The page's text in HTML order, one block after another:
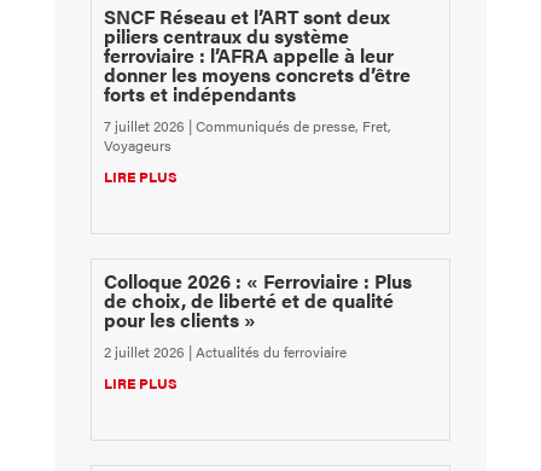
SNCF Réseau et l’ART sont deux
piliers centraux du système
ferroviaire : l’AFRA appelle à leur
donner les moyens concrets d’être
forts et indépendants
7 juillet 2026 |Communiqués de presse, Fret,
Voyageurs
LIRE PLUS
Colloque 2026 : « Ferroviaire : Plus
de choix, de liberté et de qualité
pour les clients »
2 juillet 2026 |Actualités du ferroviaire
LIRE PLUS